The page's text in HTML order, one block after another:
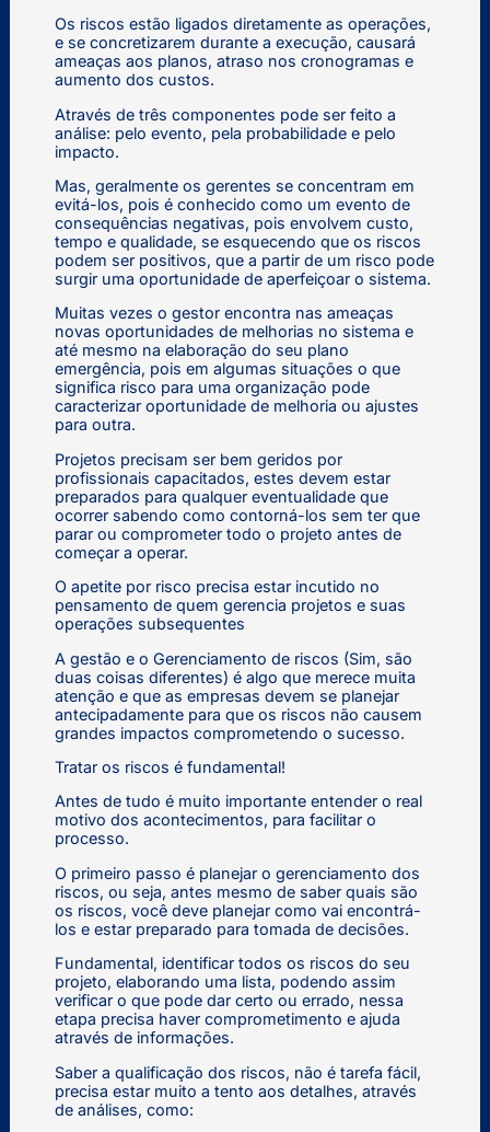
Os riscos estão ligados diretamente as operações,
e se concretizarem durante a execução, causará
ameaças aos planos, atraso nos cronogramas e
aumento dos custos.
Através de três componentes pode ser feito a
análise: pelo evento, pela probabilidade e pelo
impacto.
Mas, geralmente os gerentes se concentram em
evitá-los, pois é conhecido como um evento de
consequências negativas, pois envolvem custo,
tempo e qualidade, se esquecendo que os riscos
podem ser positivos, que a partir de um risco pode
surgir uma oportunidade de aperfeiçoar o sistema.
Muitas vezes o gestor encontra nas ameaças
novas oportunidades de melhorias no sistema e
até mesmo na elaboração do seu plano
emergência, pois em algumas situações o que
significa risco para uma organização pode
caracterizar oportunidade de melhoria ou ajustes
para outra.
Projetos precisam ser bem geridos por
profissionais capacitados, estes devem estar
preparados para qualquer eventualidade que
ocorrer sabendo como contorná-los sem ter que
parar ou comprometer todo o projeto antes de
começar a operar.
O apetite por risco precisa estar incutido no
pensamento de quem gerencia projetos e suas
operações subsequentes
A gestão e o Gerenciamento de riscos (Sim, são
duas coisas diferentes) é algo que merece muita
atenção e que as empresas devem se planejar
antecipadamente para que os riscos não causem
grandes impactos comprometendo o sucesso.
Tratar os riscos é fundamental!
Antes de tudo é muito importante entender o real
motivo dos acontecimentos, para facilitar o
processo.
O primeiro passo é planejar o gerenciamento dos
riscos, ou seja, antes mesmo de saber quais são
os riscos, você deve planejar como vai encontrá-
los e estar preparado para tomada de decisões.
Fundamental, identificar todos os riscos do seu
projeto, elaborando uma lista, podendo assim
verificar o que pode dar certo ou errado, nessa
etapa precisa haver comprometimento e ajuda
através de informações.
Saber a qualificação dos riscos, não é tarefa fácil,
precisa estar muito a tento aos detalhes, através
de análises, como: